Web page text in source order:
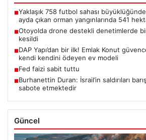
■Yaklaşık 758 futbol sahası
ayda çıkan orman yangınlarında 541
■Otoyolda drone destekli denetimlerde
kesildi
■DAP Yapı’dan bir ilk! Emlak Konut
kendi kendini ödeyen ev modeli
■Fed faizi sabit tuttu
■Burhanettin Duran: İsrail’in saldırıları
sabote etmektedir
Güncel